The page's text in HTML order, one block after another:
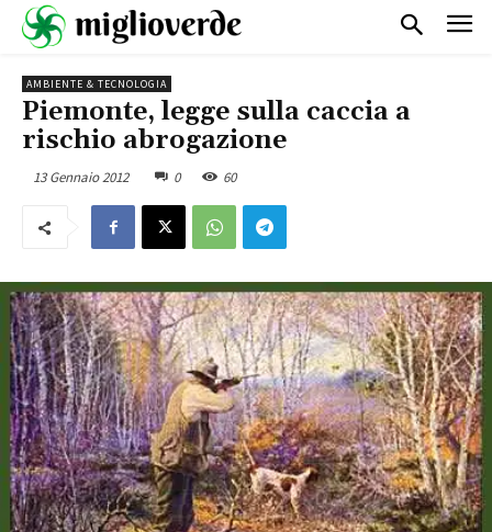
AMBIENTE & TECNOLOGIA
Piemonte, legge sulla caccia a
rischio abrogazione
13 Gennaio 2012 0 60